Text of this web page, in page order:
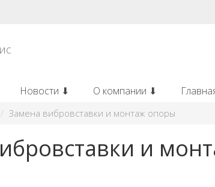
Новости ⬇ О компании ⬇
Замена вибровставки и монтаж опоры
и